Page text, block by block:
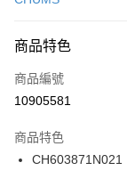
３．安心：先確認商
【「AFTEE先享後付
１．於結帳方式選擇
２．訂單成立數日內
３．收到繳費通知簡
ATM／網路銀行／等
每筆NT$100，滿
宅配
每筆NT$100，滿
商品特色
商品編號
10905581
商品特色
CH603871N021